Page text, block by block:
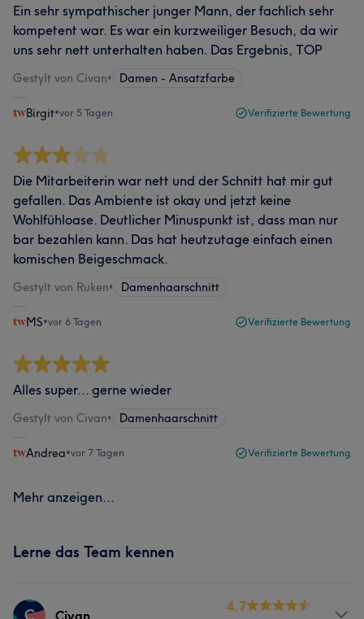
Ein sehr sympathischer junger Mann, der fachlich sehr
kompetent war. Es war ein kurzweiliger Besuch, da wir
uns sehr nett unterhalten haben. Das Ergebnis, TOP
Gestylt von Civan• Damen - Ansatzfarbe
Birgit•vor 5 Tagen Verifizierte Bewertung
Die Mitarbeiterin war nett und der Schnitt hat mir gut
gefallen. Das Ambiente ist okay und jetzt keine
Wohlfühloase. Deutlicher Minuspunkt ist, dass man nur
bar bezahlen kann. Das hat heutzutage einfach einen
komischen Beigeschmack.
Gestylt von Ruken• Damenhaarschnitt
MS•vor 6 Tagen Verifizierte Bewertung
Alles super... gerne wieder
Gestylt von Civan• Damenhaarschnitt
Andrea•vor 7 Tagen Verifizierte Bewertung
Mehr anzeigen...
Lerne das Team kennen
Civan
4.7